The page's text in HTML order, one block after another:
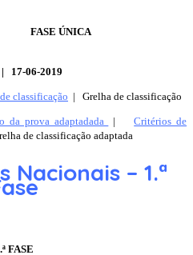
ÚNICA
17-06-2019
classificação | Grelha de classificação
da prova adaptadada |Critérios de
de classificação adaptada
Nacionais – 1.ª
FASE